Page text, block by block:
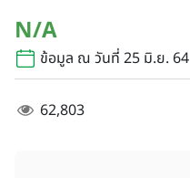
N/A
ข้อมูล ณ วันที่ 25 มิ.ย. 64
62,803